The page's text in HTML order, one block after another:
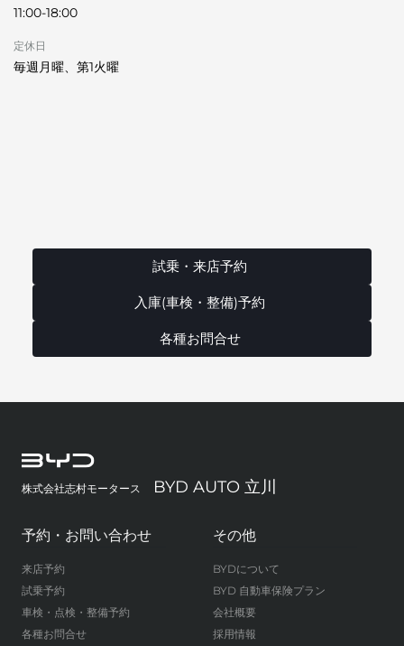
11:00-18:00
定休日
毎週月曜、第1火曜
試乗・来店予約
入庫(車検・整備)予約
各種お問合せ
株式会社志村モータース BYD AUTO 立川
予約・お問い合わせ
来店予約
試乗予約
車検・点検・整備予約
各種お問合せ
その他
BYDについて
BYD 自動車保険プラン
会社概要
採用情報